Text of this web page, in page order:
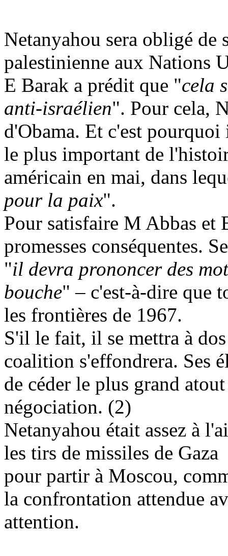
Netanyahou sera obligé de
palestinienne aux Nations
E Barak a prédit que "cela
anti-israélien". Pour cela,
d'Obama. Et c'est
le plus important de
américain en mai, dans
pour la paix".
Pour satisfaire M Abbas et
promesses conséquentes.
"il devra prononcer des
bouche" – c'est-à-dire que
les frontières de 1967.
S'il le fait, il se mettra à
coalition s'effondrera. Ses
de céder le plus grand
négociation. (2)
Netanyahou était assez à
les tirs de missiles de Gaza
pour partir à Moscou,
la confrontation attendue
attention.